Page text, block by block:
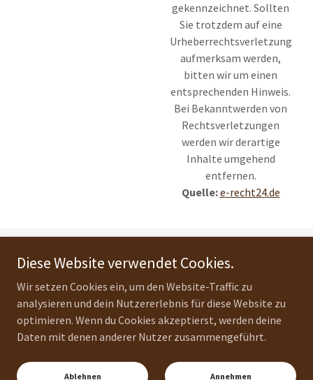
gekennzeichnet. Sollten
Sie trotzdem auf eine
Urheberrechtsverletzung
aufmerksam werden,
bitten wir um einen
entsprechenden Hinweis.
Bei Bekanntwerden von
Rechtsverletzungen
werden wir derartige
Inhalte umgehend
entfernen.
Quelle:e-recht24.de
Copyright © 2026 Essenz Restaurant – Alle Rechte vorbehalten.
Impressum / Kontakt
Diese Website verwendet Cookies.
Wir setzen Cookies ein, um den Website-Traffic zu
analysieren und dein Nutzererlebnis für diese Website zu
optimieren. Wenn du Cookies akzeptierst, werden deine
Daten mit denen anderer Nutzer zusammengeführt.
Ablehnen Annehmen